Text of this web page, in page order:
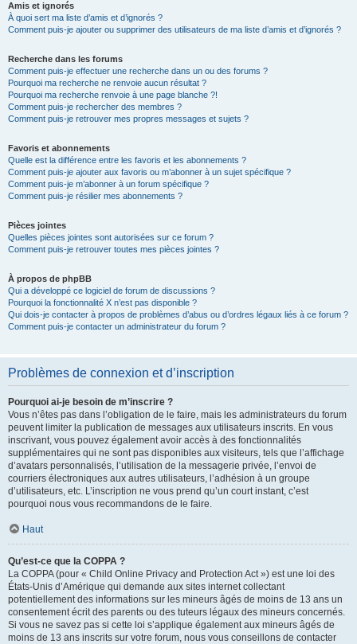
Amis et ignorés
À quoi sert ma liste d’amis et d’ignorés ?
Comment puis-je ajouter ou supprimer des utilisateurs de ma liste d’amis et d’ignorés ?
Recherche dans les forums
Comment puis-je effectuer une recherche dans un ou des forums ?
Pourquoi ma recherche ne renvoie aucun résultat ?
Pourquoi ma recherche renvoie à une page blanche ?!
Comment puis-je rechercher des membres ?
Comment puis-je retrouver mes propres messages et sujets ?
Favoris et abonnements
Quelle est la différence entre les favoris et les abonnements ?
Comment puis-je ajouter aux favoris ou m’abonner à un sujet spécifique ?
Comment puis-je m’abonner à un forum spécifique ?
Comment puis-je résilier mes abonnements ?
Pièces jointes
Quelles pièces jointes sont autorisées sur ce forum ?
Comment puis-je retrouver toutes mes pièces jointes ?
À propos de phpBB
Qui a développé ce logiciel de forum de discussions ?
Pourquoi la fonctionnalité X n’est pas disponible ?
Qui dois-je contacter à propos de problèmes d’abus ou d’ordres légaux liés à ce forum ?
Comment puis-je contacter un administrateur du forum ?
Problèmes de connexion et d’inscription
Pourquoi ai-je besoin de m’inscrire ?
Vous n’êtes pas dans l’obligation de le faire, mais les administrateurs du forum
peuvent limiter la publication de messages aux utilisateurs inscrits. En vous
inscrivant, vous pouvez également avoir accès à des fonctionnalités
supplémentaires qui ne sont pas disponibles aux visiteurs, tels que l’affichage
d’avatars personnalisés, l’utilisation de la messagerie privée, l’envoi de
courriers électroniques aux autres utilisateurs, l’adhésion à un groupe
d’utilisateurs, etc. L’inscription ne vous prend qu’un court instant, c’est
pourquoi nous vous recommandons de le faire.
Haut
Qu’est-ce que la COPPA ?
La COPPA (pour « Child Online Privacy and Protection Act ») est une loi des
États-Unis d’Amérique qui demande aux sites internet collectant
potentiellement des informations sur les mineurs âgés de moins de 13 ans un
consentement écrit des parents ou des tuteurs légaux des mineurs concernés.
Si vous ne savez pas si cette loi s’applique également aux mineurs âgés de
moins de 13 ans inscrits sur votre forum, nous vous conseillons de contacter